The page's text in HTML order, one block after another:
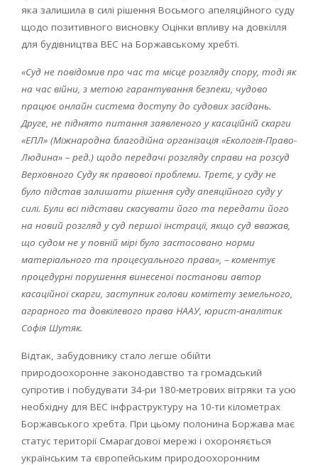
яка залишила в силі рішення Восьмого апеляційного суду
щодо позитивного висновку Оцінки впливу на довкілля
для будівництва ВЕС на Боржавському хребті.
«Суд не повідомив про час та місце розгляду спору, тоді як
на час війни, з метою гарантування безпеки, чудово
працює онлайн система доступу до судових засідань.
Друге, не піднято питання заявленого у касаційній скарги
«ЕПЛ» (Міжнародна благодійна організація «Екологія-Право-
Людина» – ред.) щодо передачі розгляду справи на розсуд
Верховного Суду як правової проблеми. Третє, у суду не
було підстав залишати рішення суду апеяційного суду у
силі. Були всі підстави скасувати його та передати його
на новий розгляд у суд першої інстрації, якщо суд вважав,
що судом не у повній мірі було застосовано норми
матеріального та процесуального права», – коментує
процедурні порушення винесеної постанови автор
касаційної скарги, заступник голови комітету земельного,
аграрного та довкілевого права НААУ, юрист-аналітик
Софія Шутяк.
Відтак, забудовнику стало легше обійти
природоохоронне законодавство та громадський
супротив і побудувати 34-ри 180-метрових вітряки та усю
необхідну для ВЕС інфраструктуру на 10-ти кілометрах
Боржавського хребта. При цьому полонина Боржава має
статус території Смарагдової мережі і охороняється
українським та європейським природоохоронним